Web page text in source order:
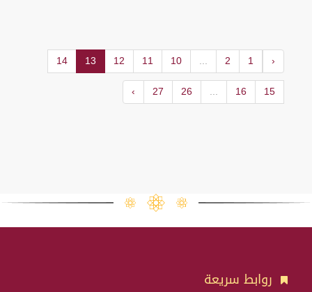
‹
1
2
...
10
11
12
13
14
15
16
...
26
27
›
روابط سريعة